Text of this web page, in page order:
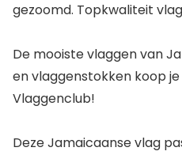
gezoomd. Topkwaliteit
De mooiste vlaggen van
en vlaggenstokken koop
Vlaggenclub!
Deze Jamaicaanse vlag